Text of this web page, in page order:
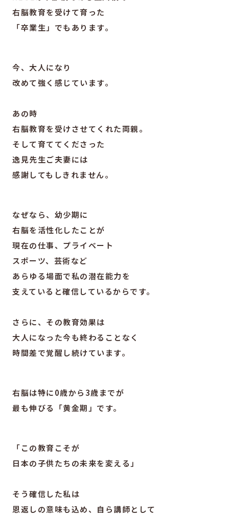
右脳教育を受けて育った
「卒業生」でもあります。
今、大人になり
改めて強く感じています。
あの時
右脳教育を受けさせてくれた両親。
そして育ててくださった
逸見先生ご夫妻には
感謝してもしきれません。
なぜなら、幼少期に
右脳を活性化したことが
現在の仕事、プライベート
スポーツ、芸術など
あらゆる場面で私の潜在能力を
支えていると確信しているからです。
さらに、その教育効果は
大人になった今も終わることなく
時間差で覚醒し続けています。
右脳は特に0歳から3歳までが
最も伸びる「黄金期」です。
「この教育こそが
日本の子供たちの未来を変える」
そう確信した私は
恩返しの意味も込め、自ら講師として